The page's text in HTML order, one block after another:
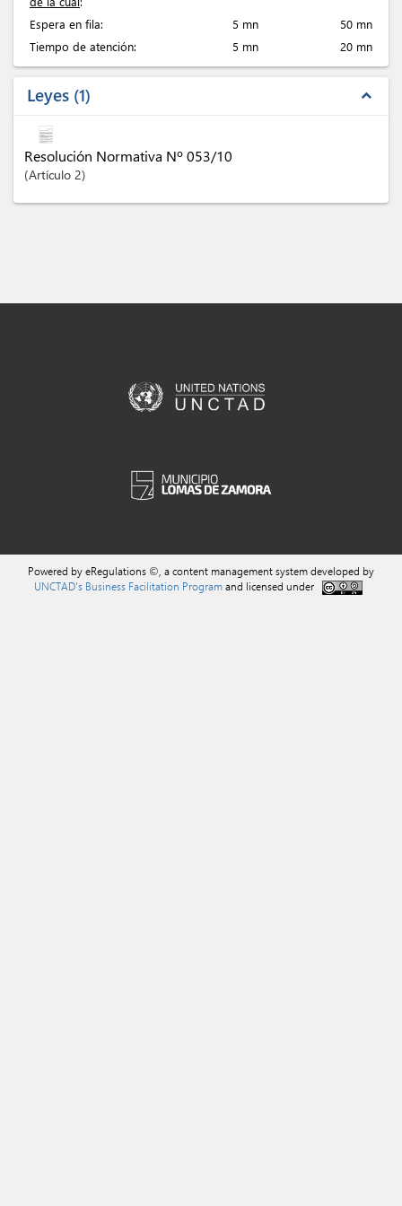
Espera en fila:
5 mn
50 mn
Tiempo de atención:
5 mn 20 mn
Leyes 1 expand_less
Resolución Normativa Nº 053/10
Artículo 2
Powered by eRegulations ©, a content management system developed by
UNCTAD's Business Facilitation Programand licensed under